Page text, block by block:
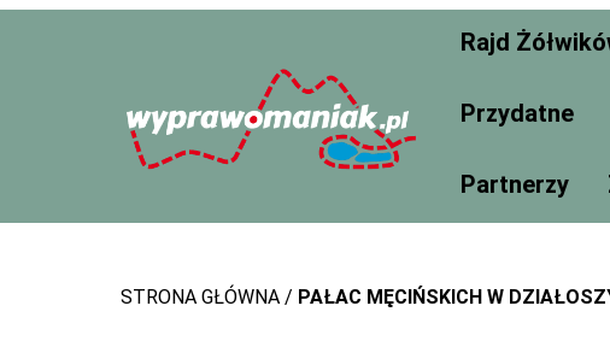
Rajd
Przydatne
Partnerzy
STRONA GŁÓWNA PAŁAC MĘCIŃSKICH W